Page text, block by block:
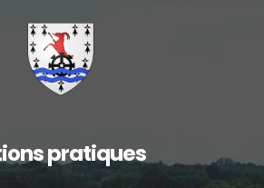
pratiques